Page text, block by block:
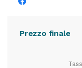
Prezzo finale